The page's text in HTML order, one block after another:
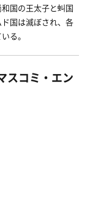
国の王太子と虯国
国は滅ぼされ、各
る。
スコミ・エン